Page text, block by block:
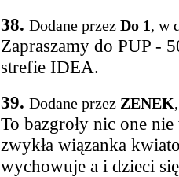
38. Dodane przez Do 1, w
Zapraszamy do PUP -
strefie IDEA.
39. Dodane przez ZENEK
To bazgroły nic one
zwykła wiązanka
wychowuje a i dzieci się